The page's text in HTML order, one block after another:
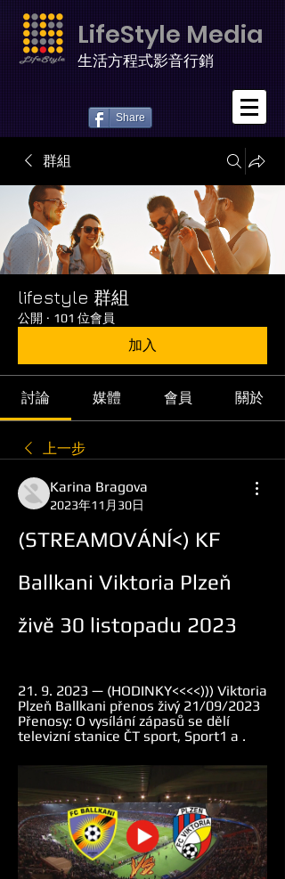
LifeStyle Media
生活方程式影音行銷
Share
群組
lifestyle 群組
公開 · 101 位會員
加入
討論 媒體 會員 關於
上一步
Karina Bragova
2023年11月30日
(STREAMOVÁNÍ<) KF
Ballkani Viktoria Plzeň
živě 30 listopadu 2023
21. 9. 2023 — (HODINKY<<<<))) Viktoria
Plzeň Ballkani přenos živý 21/09/2023
Přenosy: O vysílání zápasů se dělí
televizní stanice ČT sport, Sport1 a .